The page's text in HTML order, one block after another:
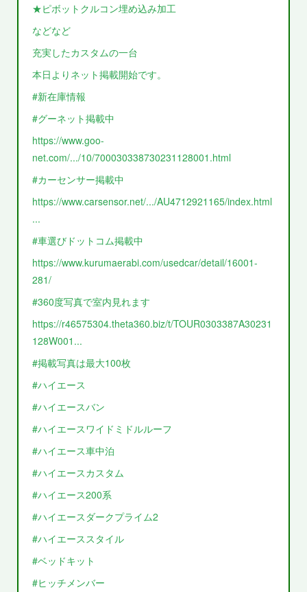
★ピボットクルコン埋め込み加工
などなど
充実したカスタムの一台
本日よりネット掲載開始です。
#新在庫情報
#グーネット掲載中
https://www.goo-
net.com/.../10/700030338730231128001.html
#カーセンサー掲載中
https://www.carsensor.net/.../AU4712921165/index.html
...
#車選びドットコム掲載中
https://www.kurumaerabi.com/usedcar/detail/16001-
281/
#360度写真で室内見れます
https://r46575304.theta360.biz/t/TOUR0303387A30231
128W001...
#掲載写真は最大100枚
#ハイエース
#ハイエースバン
#ハイエースワイドミドルルーフ
#ハイエース車中泊
#ハイエースカスタム
#ハイエース200系
#ハイエースダークプライム2
#ハイエーススタイル
#ベッドキット
#ヒッチメンバー